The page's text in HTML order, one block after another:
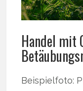
Handel mit
Beispielfoto: